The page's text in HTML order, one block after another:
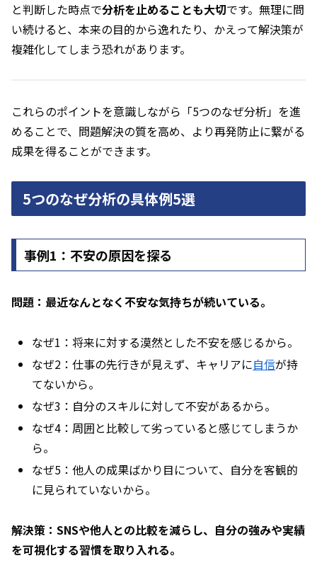
と判断した時点で分析を止めることも大切です。無理に問
い続けると、本来の目的から逸れたり、かえって解決策が
複雑化してしまう恐れがあります。
これらのポイントを意識しながら「5つのなぜ分析」を進
めることで、問題解決の質を高め、より再発防止に繋がる
成果を得ることができます。
5つのなぜ分析の具体例5選
事例1：不安の原因を探る
問題：最近なんとなく不安な気持ちが続いている。
なぜ1：将来に対する漠然とした不安を感じるから。
なぜ2：仕事の先行きが見えず、キャリアに自信が持
てないから。
なぜ3：自分のスキルに対して不安があるから。
なぜ4：周囲と比較して劣っていると感じてしまうか
ら。
なぜ5：他人の成果ばかり目について、自分を客観的
に見られていないから。
解決策：SNSや他人との比較を減らし、自分の強みや実績
を可視化する習慣を取り入れる。